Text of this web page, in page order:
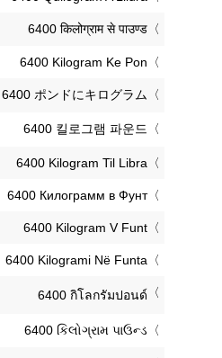
‎6400 किलोग्राम से पाउण्ड
‎6400 Kilogram Ke Pon
‎6400 ポンドにキログラム
‎6400 킬로그램 파운드
‎6400 Kilogram Til Libra
‎6400 Килограмм в Фунт
‎6400 Kilogram V Funt
‎6400 Kilogrami Në Funta
‎6400 กิโลกรัมปอนด์
‎6400 કિલોગ્રામ પાઉન્ડ